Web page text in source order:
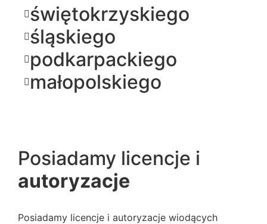
świętokrzyskiego
śląskiego
podkarpackiego
małopolskiego
Posiadamy licencje i
autoryzacje
Posiadamy licencje i autoryzacje wiodących